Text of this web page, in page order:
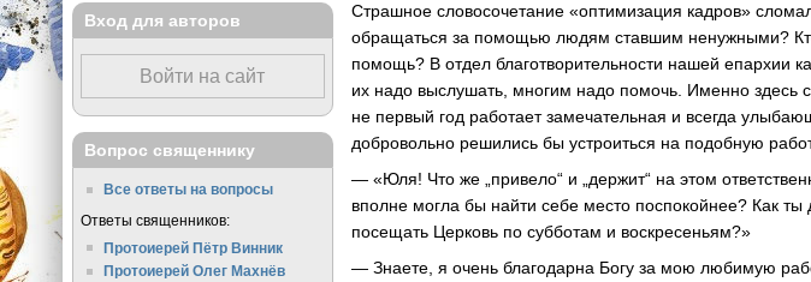
Страшное словосочетание «оптимизация кадров»
обращаться за помощью людям ставшим ненужными?
помощь? В отдел благотворительности нашей епархии
их надо выслушать, многим надо помочь. Именно здесь
не первый год работает замечательная и всегда
добровольно решились бы устроиться на подобную
— «Юля! Что же „привело“ и „держит“ на этом
вполне могла бы найти себе место поспокойнее? Как
посещать Церковь по субботам и воскресеньям?»
— Знаете, я очень благодарна Богу за мою любимую
Вход для авторов
Войти на сайт
Вопрос священнику
Все ответы на вопросы
Ответы священников:
Протоиерей Пётр Винник
Протоиерей Олег Махнёв